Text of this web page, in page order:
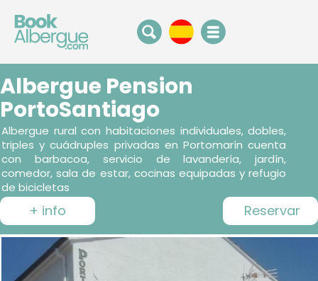
Albergue Pension
PortoSantiago
Albergue rural con habitaciones individuales, dobles,
triples y cuádruples privadas en Portomarín cuenta
con barbacoa, servicio de lavandería, jardín,
comedor, sala de estar, cocinas equipadas y refugio
de bicicletas
+ info Reservar